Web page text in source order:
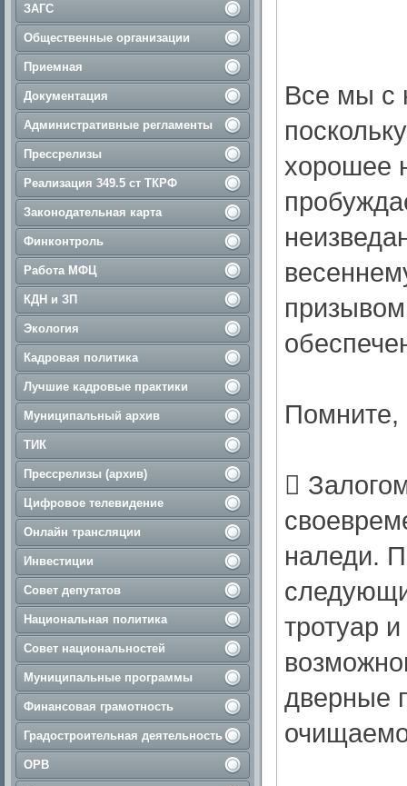
ЗАГС
Общественные организации
Приемная
Документация
Административные регламенты
Прессрелизы
Реализация 349.5 ст ТКРФ
Законодательная карта
Финконтроль
Работа МФЦ
КДН и ЗП
Экология
Кадровая политика
Лучшие кадровые практики
Муниципальный архив
ТИК
Прессрелизы (архив)
Цифровое телевидение
Онлайн трансляции
Инвестиции
Совет депутатов
Национальная политика
Совет национальностей
Муниципальные программы
Финансовая грамотность
Градостроительная деятельность
ОРВ
Все мы с
хорошее
Помните,
​
наледи.
тротуар
дверные